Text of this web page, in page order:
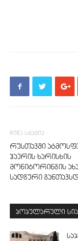
წინა სტატია
რუსთავში
ჰაერის ხარისხის
მონიტორინგის
სადგური
პოპულარული